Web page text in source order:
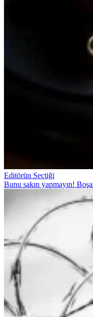
Editörün Seçtiği
Bunu sakın yapmayın!